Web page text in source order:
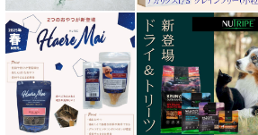
キャノフィラ
グリーンフィッシュ GreenFish
ケリーアンドコー Kelly＆Co’s
サンデーペッツ Sunday Pets